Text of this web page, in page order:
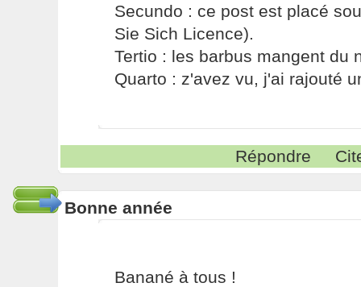
Secundo : ce post est placé
Sie Sich Licence).
Tertio : les barbus mangent du
Quarto : z'avez vu, j'ai rajouté
Répondre
Bonne année
Banané à tous !